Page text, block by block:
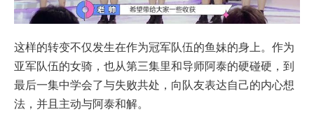
这样的转变不仅发生在作为冠军队伍的鱼妹的身上。作为
亚军队伍的女骑，也从第三集里和导师阿泰的硬碰硬，到
最后一集中学会了与失败共处，向队友表达自己的内心想
法，并且主动与阿泰和解。